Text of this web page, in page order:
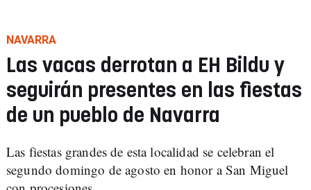
NAVARRA
Las vacas derrotan a EH Bildu y
seguirán presentes en las fiestas
de un pueblo de Navarra
Las fiestas grandes de esta localidad se celebran el
segundo domingo de agosto en honor a San Miguel